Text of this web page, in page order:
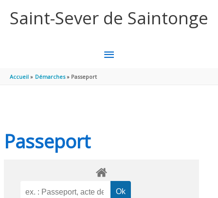
Saint-Sever de Saintonge
MENU
Accueil Démarches Passeport
Passeport